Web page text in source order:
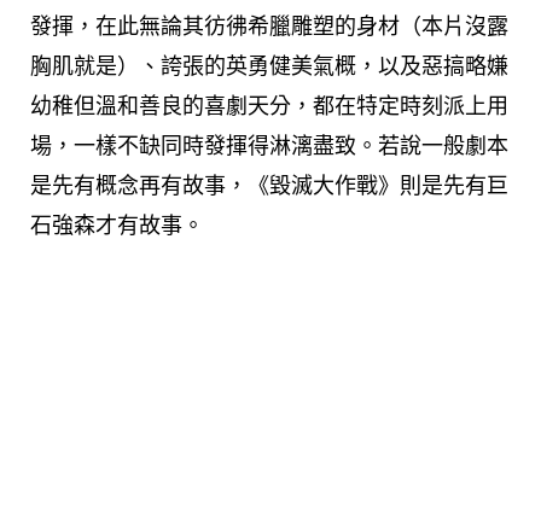
發揮，在此無論其彷彿希臘雕塑的身材（本片沒露
胸肌就是）、誇張的英勇健美氣概，以及惡搞略嫌
幼稚但溫和善良的喜劇天分，都在特定時刻派上用
場，一樣不缺同時發揮得淋漓盡致。若說一般劇本
是先有概念再有故事，《毀滅大作戰》則是先有巨
石強森才有故事。